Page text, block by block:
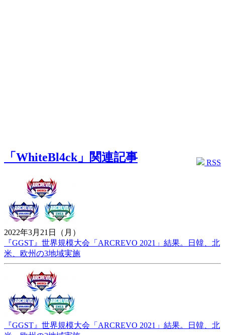
RSS
「WhiteBl4ck」関連記事
2022年3月21日（月）
『GGST』世界規模大会「ARCREVO 2021」結果。日韓、北
米、欧州の3地域実施
『GGST』世界規模大会「ARCREVO 2021」結果。日韓、北